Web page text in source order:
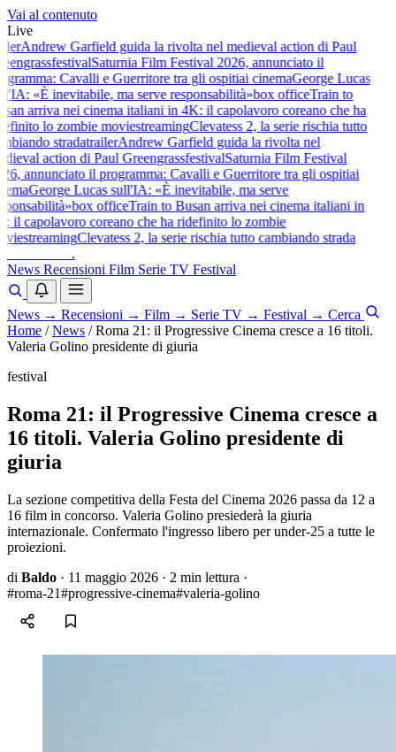
Vai al contenuto
Live
Andrew Garfield guida la rivolta nel medieval action di Paul
festivalSaturnia Film Festival 2026, annunciato il
Cavalli e Guerritore tra gli ospitiai cinemaGeorge Lucas
«È inevitabile, ma serve responsabilità»box officeTrain to
arriva nei cinema italiani in 4K: il capolavoro coreano che ha
lo zombie moviestreamingClevatess 2, la serie rischia tutto
stradatrailerAndrew Garfield guida la rivolta nel
action di Paul GreengrassfestivalSaturnia Film Festival
annunciato il programma: Cavalli e Guerritore tra gli ospitiai
George Lucas sull'IA: «È inevitabile, ma serve
box officeTrain to Busan arriva nei cinema italiani in
il capolavoro coreano che ha ridefinito lo zombie
streamingClevatess 2, la serie rischia tutto cambiando strada
.
News Recensioni Film Serie TV Festival
News → Recensioni → Film → Serie TV → Festival → Cerca
Home / News / Roma 21: il Progressive Cinema cresce a 16 titoli.
Valeria Golino presidente di giuria
festival
Roma 21: il Progressive Cinema cresce a
16 titoli. Valeria Golino presidente di
giuria
La sezione competitiva della Festa del Cinema 2026 passa da 12 a
16 film in concorso. Valeria Golino presiederà la giuria
internazionale. Confermato l'ingresso libero per under-25 a tutte le
proiezioni.
di Baldo · 11 maggio 2026 · 2 min lettura ·
#roma-21#progressive-cinema#valeria-golino